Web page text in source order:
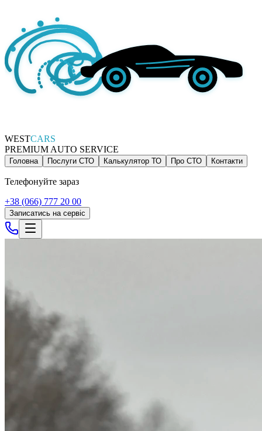
WESTCARS
PREMIUM AUTO SERVICE
Головна Послуги СТО Калькулятор ТО Про СТО Контакти
Телефонуйте зараз
+38 (066) 777 20 00
Записатись на сервіс